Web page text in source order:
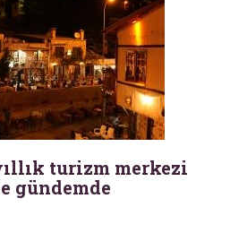
turizm merkezi
gündemde